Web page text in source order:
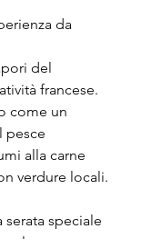
da
del
francese.
come un
pesce
alla carne
verdure locali.
speciale